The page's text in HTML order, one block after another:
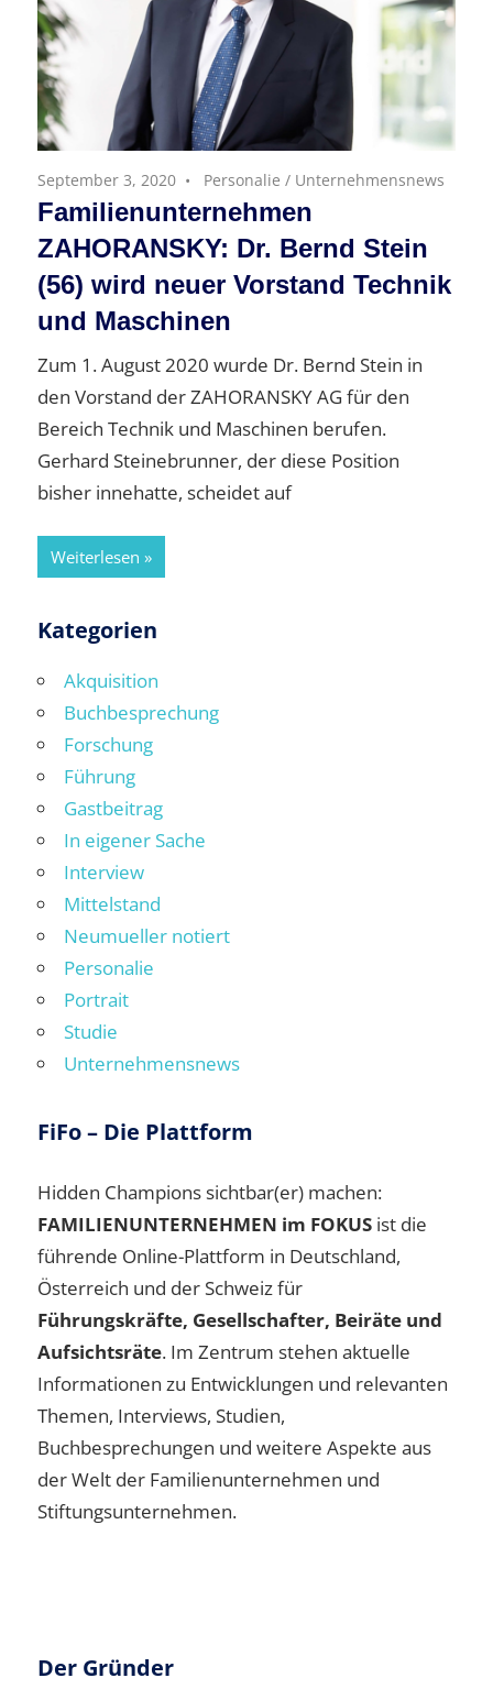
September 3, 2020 Personalie / Unternehmensnews
Familienunternehmen
ZAHORANSKY: Dr. Bernd Stein
(56) wird neuer Vorstand Technik
und Maschinen
Zum 1. August 2020 wurde Dr. Bernd Stein in
den Vorstand der ZAHORANSKY AG für den
Bereich Technik und Maschinen berufen.
Gerhard Steinebrunner, der diese Position
bisher innehatte, scheidet auf
Weiterlesen
Kategorien
Akquisition
Buchbesprechung
Forschung
Führung
Gastbeitrag
In eigener Sache
Interview
Mittelstand
Neumueller notiert
Personalie
Portrait
Studie
Unternehmensnews
FiFo – Die Plattform
Hidden Champions sichtbar(er) machen:
FAMILIENUNTERNEHMEN im FOKUS ist die
führende Online-Plattform in Deutschland,
Österreich und der Schweiz für
Führungskräfte, Gesellschafter, Beiräte und
Aufsichtsräte. Im Zentrum stehen aktuelle
Informationen zu Entwicklungen und relevanten
Themen, Interviews, Studien,
Buchbesprechungen und weitere Aspekte aus
der Welt der Familienunternehmen und
Stiftungsunternehmen.
Der Gründer